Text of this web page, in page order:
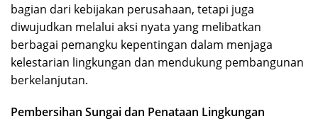
bagian dari kebijakan perusahaan, tetapi juga
diwujudkan melalui aksi nyata yang melibatkan
berbagai pemangku kepentingan dalam menjaga
kelestarian lingkungan dan mendukung pembangunan
berkelanjutan.
Pembersihan Sungai dan Penataan Lingkungan